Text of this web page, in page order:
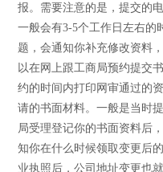
报。需要注意的是，提交
一般会有3-5个工作日左右的
题，会通知你补充修改资料
以在网上跟工商局预约提
约的时间内打印网审通过的
请的书面材料。一般是当
局受理登记你的书面资料后
知你在什么时候领取变更后
业执照后，公司地址变更